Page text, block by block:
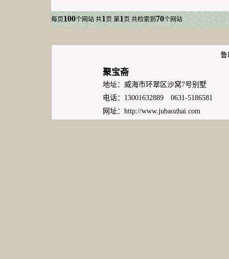
每页100个网站 共1 页 第1 页 共检索到 70个网站
鲁
聚宝斋
地址：威海市环翠区沙窝7号别墅
电话：13001632889 0631-5186581
网址： http://www.jubaozhai.com